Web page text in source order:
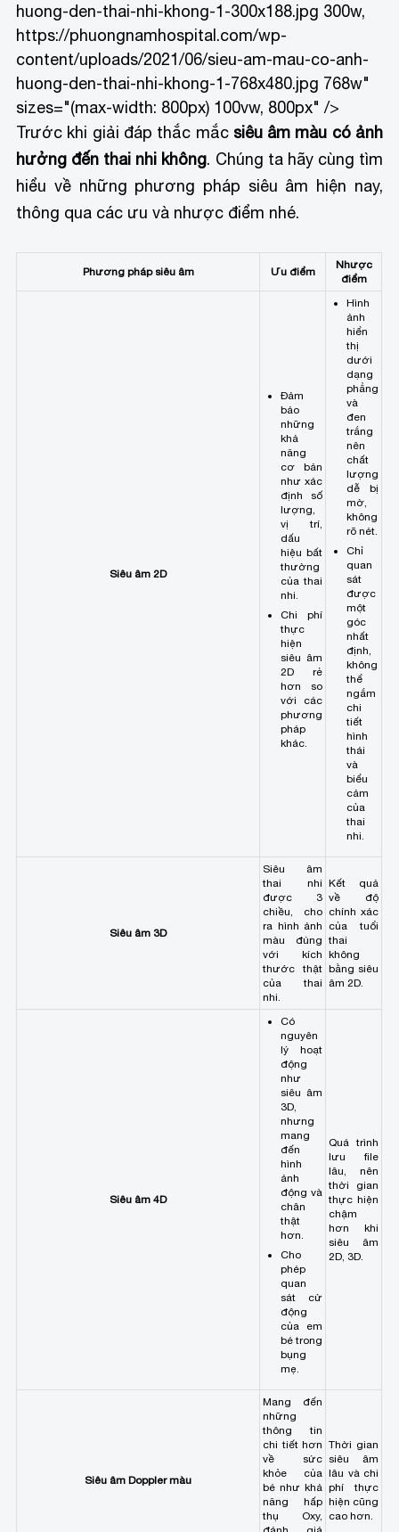
huong-den-thai-nhi-khong-1-300x188.jpg 300w,
https://phuongnamhospital.com/wp-
content/uploads/2021/06/sieu-am-mau-co-anh-
huong-den-thai-nhi-khong-1-768x480.jpg 768w"
sizes="(max-width: 800px) 100vw, 800px" />
Trước khi giải đáp thắc mắc siêu âm màu có ảnh
hưởng đến thai nhi không. Chúng ta hãy cùng tìm
hiểu về những phương pháp siêu âm hiện nay,
thông qua các ưu và nhược điểm nhé.
Phương pháp siêu âm Ưu điểm
Nhược
điểm
Siêu âm 2D
Đảm
bảo
những
khả
năng
cơ bản
như xác
định số
lượng,
vị trí,
dấu
hiệu bất
thường
của thai
nhi.
Chi phí
thực
hiện
siêu âm
2D rẻ
hơn so
với các
phương
pháp
khác.
Hình
ảnh
hiển
thị
dưới
dạng
phẳng
và
đen
trắng
nên
chất
lượng
dễ bị
mờ,
không
rõ nét.
Chỉ
quan
sát
được
một
góc
nhất
định,
không
thể
ngắm
chi
tiết
hình
thái
và
biểu
cảm
của
thai
nhi.
Siêu âm 3D
Siêu âm
thai nhi
được 3
chiều, cho
ra hình ảnh
màu đúng
với kích
thước thật
của thai
nhi.
Kết quả
về độ
chính xác
của tuổi
thai
không
bằng siêu
âm 2D.
Siêu âm 4D
Có
nguyên
lý hoạt
động
như
siêu âm
3D,
nhưng
mang
đến
hình
ảnh
động và
chân
thật
hơn.
Cho
phép
quan
sát cử
động
của em
bé trong
bụng
mẹ.
Quá trình
lưu file
lâu, nên
thời gian
thực hiện
chậm
hơn khi
siêu âm
2D, 3D.
Siêu âm Doppler màu
Mang đến
những
thông tin
chi tiết hơn
về sức
khỏe của
bé như khả
năng hấp
thụ Oxy,
Thời gian
siêu âm
lâu và chi
phí thực
hiện cũng
cao hơn.